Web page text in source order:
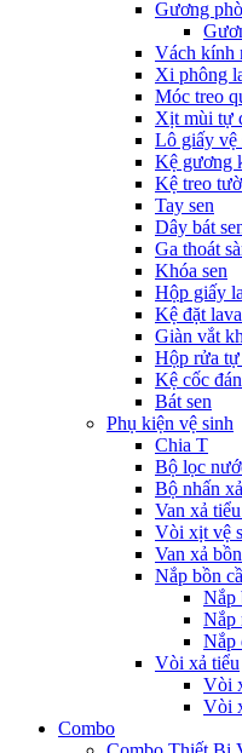
Gương
Vách kính
Xi phông
Móc treo
Xịt mùi tự
Lô giấy vệ
Kệ gương
Kệ treo
Tay sen
Dây bát
Ga thoát
Khóa sen
Hộp giấy
Kệ đặt
Giàn vắt
Hộp rửa
Kệ cốc
Bát sen
Phụ kiện vệ sinh
Chia T
Bộ lọc
Bộ nhấn
Van xả
Vòi xịt vệ
Van xả
Nắp bồn
Nắp
Nắp
Nắp
Vòi xả tiểu
Vòi
Vòi
Combo